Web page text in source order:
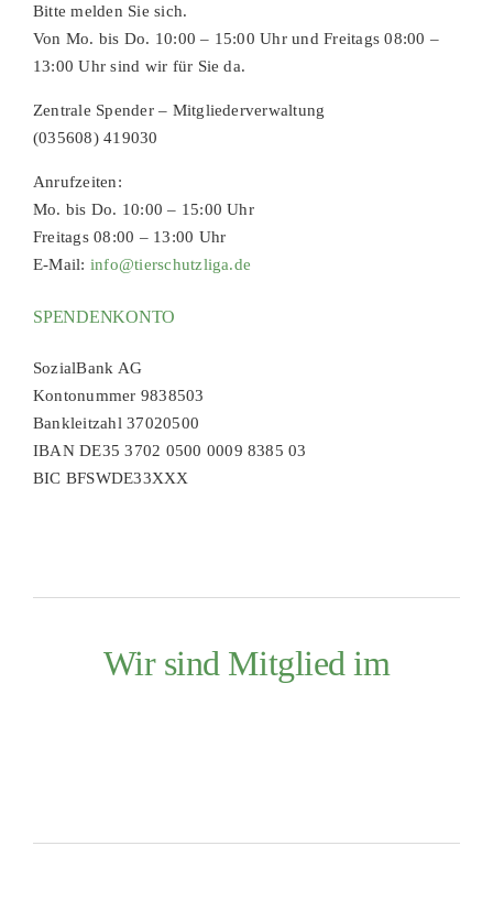
Bitte melden Sie sich.
Von Mo. bis Do. 10:00 – 15:00 Uhr und Freitags 08:00 –
13:00 Uhr sind wir für Sie da.
Zentrale Spender – Mitgliederverwaltung
(035608) 419030
Anrufzeiten:
Mo. bis Do. 10:00 – 15:00 Uhr
Freitags 08:00 – 13:00 Uhr
E-Mail: info@tierschutzliga.de
SPENDENKONTO
SozialBank AG
Kontonummer 9838503
Bankleitzahl 37020500
IBAN DE35 3702 0500 0009 8385 03
BIC BFSWDE33XXX
Wir sind Mitglied im